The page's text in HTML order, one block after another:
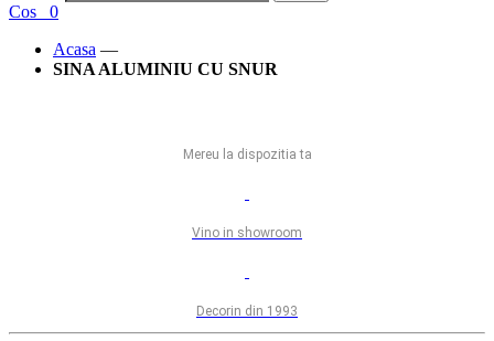
Cos
0
Acasa —
SINA ALUMINIU CU SNUR
Mereu la dispozitia ta
Vino in showroom
Decorin din 1993